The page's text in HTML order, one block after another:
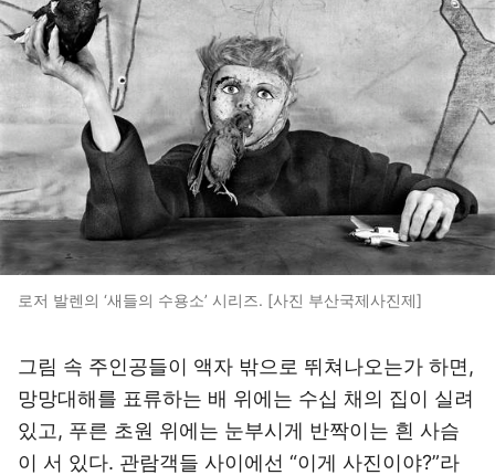
로저 발렌의 ‘새들의 수용소’ 시리즈. [사진 부산국제사진제]
그림 속 주인공들이 액자 밖으로 뛰쳐나오는가 하면,
망망대해를 표류하는 배 위에는 수십 채의 집이 실려
있고, 푸른 초원 위에는 눈부시게 반짝이는 흰 사슴
이 서 있다. 관람객들 사이에선 “이게 사진이야?”라